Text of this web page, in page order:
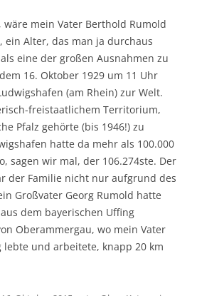
wäre mein Vater Berthold Rumold
ein Alter, das man ja durchaus
eine der großen Ausnahmen zu
16. Oktober 1929 um 11 Uhr
(am Rhein) zur Welt.
freistaatlichem Territorium,
Pfalz gehörte (bis 1946!) zu
hatte da mehr als 100.000
sagen wir mal, der 106.274ste. Der
der Familie nicht nur aufgrund des
Großvater Georg Rumold hatte
dem bayerischen Uffing
Oberammergau, wo mein Vater
lebte und arbeitete, knapp 20 km